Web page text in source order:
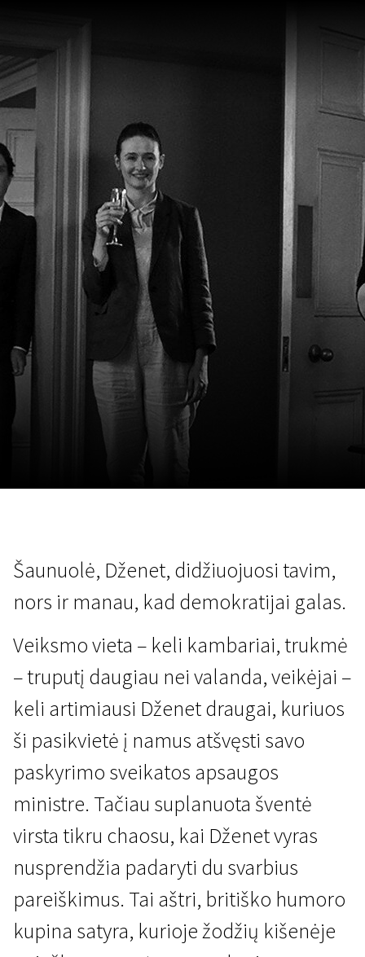
Kertant Europą
Vakarėlis
1 val. 11 min. | Komedija | N-13
Šaunuolė, Dženet, didžiuojuosi tavim,
nors ir manau, kad demokratijai galas.
Veiksmo vieta – keli kambariai, trukmė
– truputį daugiau nei valanda, veikėjai –
keli artimiausi Dženet draugai, kuriuos
ši pasikvietė į namus atšvęsti savo
paskyrimo sveikatos apsaugos
ministre. Tačiau suplanuota šventė
virsta tikru chaosu, kai Dženet vyras
nusprendžia padaryti du svarbius
pareiškimus. Tai aštri, britiško humoro
kupina satyra, kurioje žodžių kišenėje